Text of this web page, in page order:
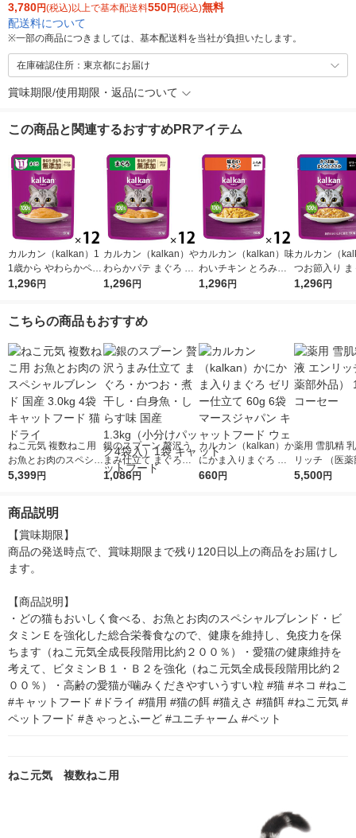
3,780円(税込)以上で基本配送料550円(税込)無料
配送料について
※一部の商品につきましては、基本配送料を当社が負担いたします。
在庫確認住所：東京都にお届け
賞味期限/使用期限・返品について
この商品と関連するおすすめPRアイテム
カルカン（kalkan）1
1歳から やわらかペー
スト まぐろ 着色料・
ェット
1,296円
カルカン（kalkan）や
わらかパテ まぐろ 着
色料・発色剤 無添加
ウェット
1,296円
カルカン（kalkan）味
わいチキン とろみ仕
立て 60g 12袋 マース
1,296円
カルカン（
つお節入り ま
ささみ ゼリ
1,296円
こちらの商品もおすすめ
ねこ元気 複数ねこ用
お魚とお肉のスペシャ
ルブレンド 国産 3.0kg
5,399円
銀のスプーン 贅沢う
まみ仕立て まぐろ・
かつお・煮干し・白身
1,086円
カルカン（kalkan）か
にかま入りまぐろ ゼ
リー仕立て 60g 6袋
660円
薬用 雪肌精
リッチ （医薬
品） 140mL
5,500円
商品説明
【賞味期限】
商品の発送時点で、賞味期限まで残り120日以上の商品をお届けし
ます。
【商品説明】
・どの猫もおいしく食べる、お魚とお肉のスペシャルブレンド・ビ
タミンＥを強化した総合栄養食なので、健康を維持し、免疫力を保
ちます（ねこ元気全成長段階用比約２００％）・愛猫の健康維持を
考えて、ビタミンＢ１・Ｂ２を強化（ねこ元気全成長段階用比約２
００％）・高齢の愛猫が噛みくだきやすいうすい粒 #猫 #ネコ #ねこ
#キャットフード #ドライ #猫用 #猫の餌 #猫えさ #猫餌 #ねこ元気 #
ペットフード #きゃっとふーど #ユニチャーム #ペット
ねこ元気 複数ねこ用